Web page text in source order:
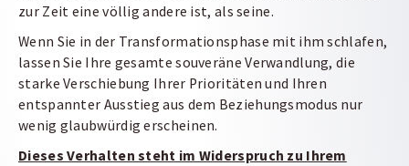
zur Zeit eine völlig andere ist, als seine.
Wenn Sie in der Transformationsphase mit ihm schlafen,
lassen Sie Ihre gesamte souveräne Verwandlung, die
starke Verschiebung Ihrer Prioritäten und Ihren
entspannter Ausstieg aus dem Beziehungsmodus nur
wenig glaubwürdig erscheinen.
Dieses Verhalten steht im Widerspruch zu Ihrem